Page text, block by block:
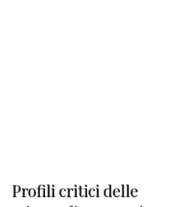
Profili critici delle